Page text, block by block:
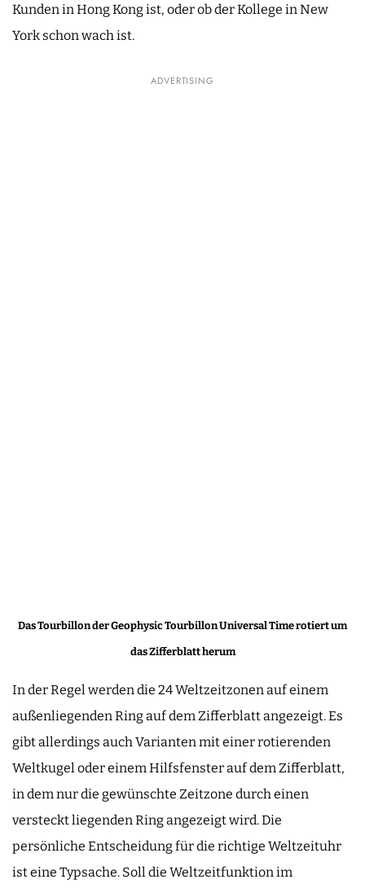
Kunden in Hong Kong ist, oder ob der Kollege in New
York schon wach ist.
ADVERTISING
Das Tourbillon der Geophysic Tourbillon Universal Time rotiert um
das Zifferblatt herum
In der Regel werden die 24 Weltzeitzonen auf einem
außenliegenden Ring auf dem Zifferblatt angezeigt. Es
gibt allerdings auch Varianten mit einer rotierenden
Weltkugel oder einem Hilfsfenster auf dem Zifferblatt,
in dem nur die gewünschte Zeitzone durch einen
versteckt liegenden Ring angezeigt wird. Die
persönliche Entscheidung für die richtige Weltzeituhr
ist eine Typsache. Soll die Weltzeitfunktion im